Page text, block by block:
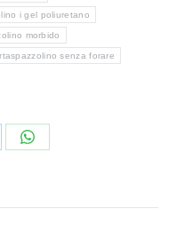
i gel poliuretano
morbido
senza forare